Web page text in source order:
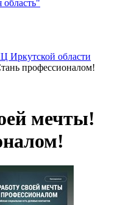
области
профессионалом!
мечты!